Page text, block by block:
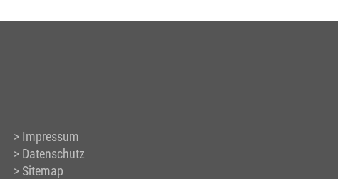
Impressum
Datenschutz
Sitemap